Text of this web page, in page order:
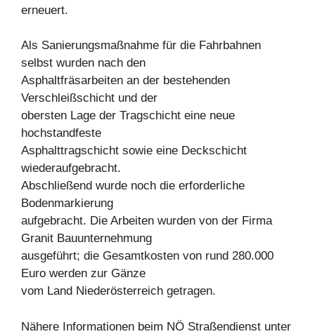
erneuert.
Als Sanierungsmaßnahme für die Fahrbahnen
selbst wurden nach den
Asphaltfräsarbeiten an der bestehenden
Verschleißschicht und der
obersten Lage der Tragschicht eine neue
hochstandfeste
Asphalttragschicht sowie eine Deckschicht
wiederaufgebracht.
Abschließend wurde noch die erforderliche
Bodenmarkierung
aufgebracht. Die Arbeiten wurden von der Firma
Granit Bauunternehmung
ausgeführt; die Gesamtkosten von rund 280.000
Euro werden zur Gänze
vom Land Niederösterreich getragen.
Nähere Informationen beim NÖ Straßendienst unter